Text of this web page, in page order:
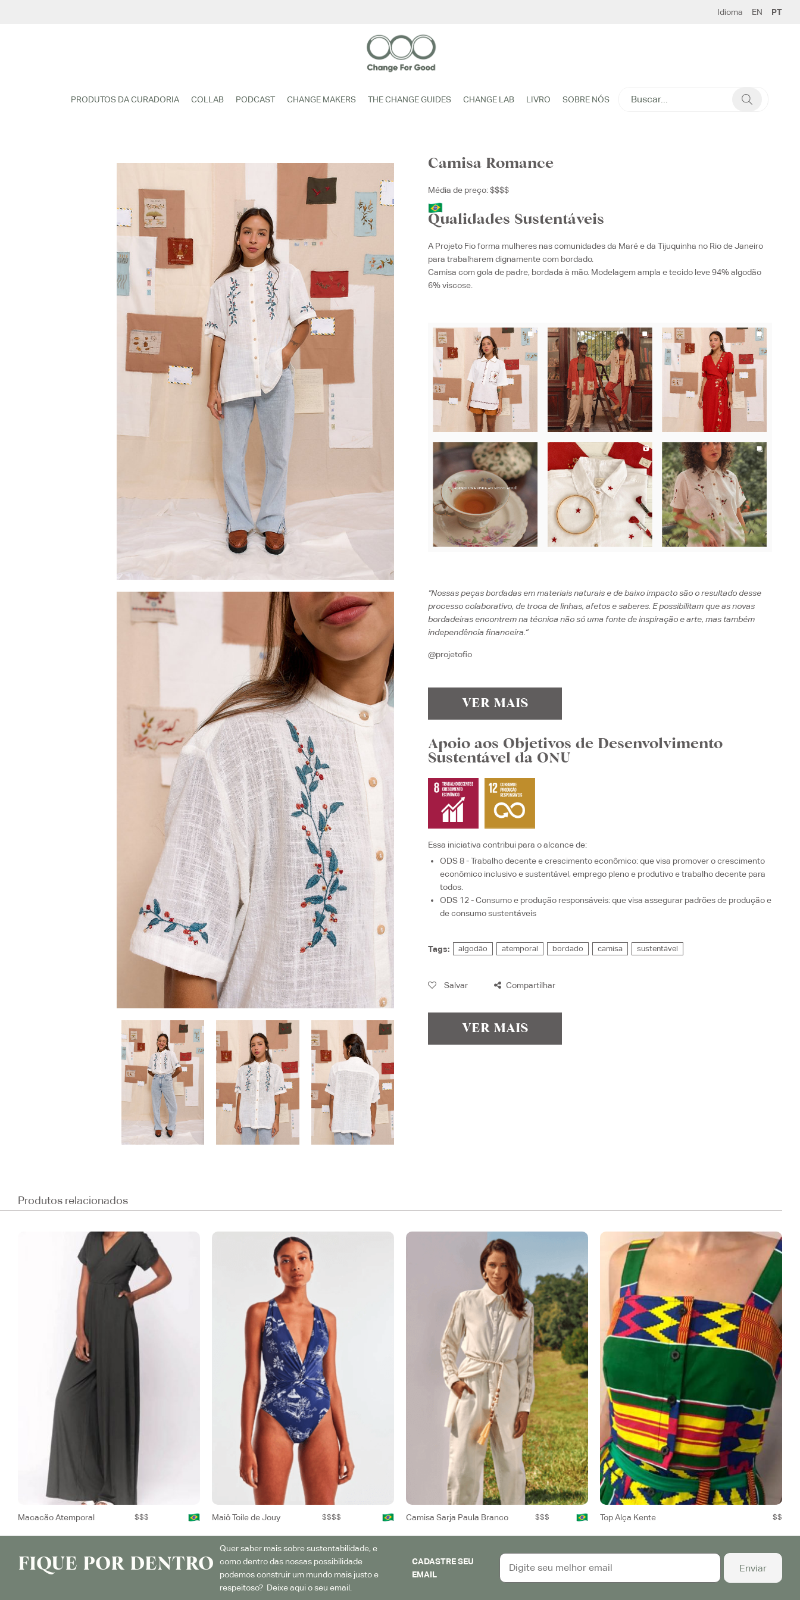
Idioma EN PT
PRODUTOS DA CURADORIA COLLAB PODCAST CHANGE MAKERS THE CHANGE GUIDES CHANGE LAB LIVRO SOBRE NÓS
Camisa Romance
Média de preço: $$$$
Qualidades Sustentáveis
A Projeto Fio forma mulheres nas comunidades da Maré e da Tijuquinha no Rio de Janeiro
para trabalharem dignamente com bordado.
Camisa com gola de padre, bordada à mão. Modelagem ampla e tecido leve 94% algodão
6% viscose.
“Nossas peças bordadas em materiais naturais e de baixo impacto são o resultado desse
processo colaborativo, de troca de linhas, afetos e saberes. E possibilitam que as novas
bordadeiras encontrem na técnica não só uma fonte de inspiração e arte, mas também
independência financeira. “
@projetofio
VER MAIS
Apoio aos Objetivos de Desenvolvimento
Sustentável da ONU
Essa iniciativa contribui para o alcance de:
ODS 8 - Trabalho decente e crescimento econômico: que visa promover o crescimento
econômico inclusivo e sustentável, emprego pleno e produtivo e trabalho decente para
todos.
ODS 12 - Consumo e produção responsáveis: que visaassegurar padrões de produção e
de consumo sustentáveis
Tags: algodão atemporal bordado camisa sustentável
Salvar Compartilhar
VER MAIS
Produtos relacionados
Macacão Atemporal $$$ Maiô Toile de Jouy $$$$ Camisa Sarja Paula Branco $$$ Top Alça Kente $$
FIQUE POR DENTRO
Quer saber mais sobre sustentabilidade, e
como dentro das nossas possibilidade
podemos construir um mundo mais justo e
respeitoso? Deixe aqui o seu email.
CADASTRE SEU
EMAIL